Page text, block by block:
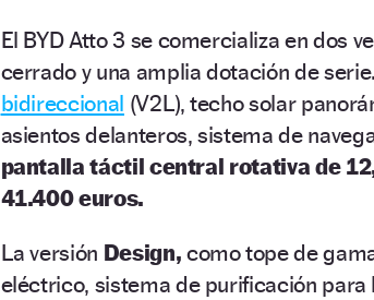
El BYD Atto 3 se comercializa en dos
cerrado y una amplia dotación de
bidireccional (V2L), techo solar
asientos delanteros, sistema de
pantalla táctil central rotativa de
41.400 euros.
La versión Design, como tope de
eléctrico, sistema de purificación para